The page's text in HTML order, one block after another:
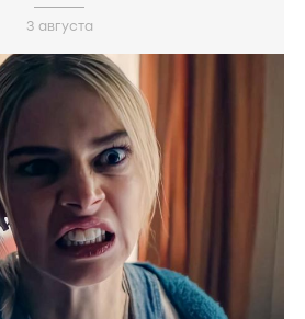
3 августа